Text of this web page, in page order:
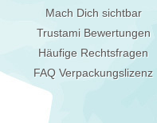
Mach Dich sichtbar
Trustami Bewertungen
Häufige Rechtsfragen
FAQ Verpackungslizenz